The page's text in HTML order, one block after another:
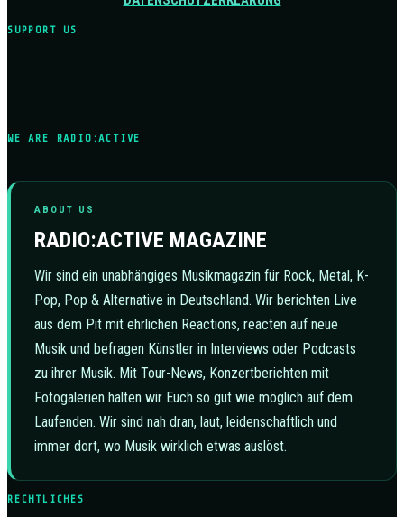
SUPPORT US
WE ARE RADIO:ACTIVE
ABOUT US
RADIO:ACTIVE MAGAZINE
Wir sind ein unabhängiges Musikmagazin für Rock, Metal, K-
Pop, Pop & Alternative in Deutschland. Wir berichten Live
aus dem Pit mit ehrlichen Reactions, reacten auf neue
Musik und befragen Künstler in Interviews oder Podcasts
zu ihrer Musik. Mit Tour-News, Konzertberichten mit
Fotogalerien halten wir Euch so gut wie möglich auf dem
Laufenden. Wir sind nah dran, laut, leidenschaftlich und
immer dort, wo Musik wirklich etwas auslöst.
RECHTLICHES